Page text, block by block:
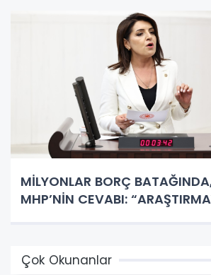
MİLYONLAR BORÇ
MHP’NİN CEVABI:
Çok Okunanlar